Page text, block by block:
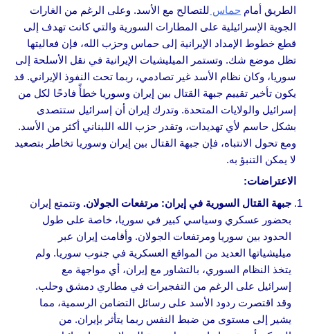
الطريق أمام حماس للتصالح مع الأسد. وعلى الرغم من الغارات
الجوية الإسرائيلية على المطارات السورية والتي كانت تهدف إلى
قطع خطوط الإمداد الإيرانية إلى حماس وحزب الله، فإن فعاليتها
تظل موضع شك. وتستمر الميليشيات الإيرانية في نقل الأسلحة إلى
سوريا، وكان نظام الأسد غير تصادمي، ربما تحت النفوذ الإيراني. قد
يكون تأخير تقييم جبهة القتال بين إيران وسوريا خطأً فادحًا لكل من
إسرائيل والولايات المتحدة. وتدرك إيران أن إسرائيل ستتصدى
بشكل حاسم لأي تهديدات، وتقدر حزب الله اللبناني أكثر من الأسد.
ومع تحول الانتباه، فإن جبهة القتال بين إيران وسوريا تخاطر بتصعيد
لا يمكن التنبؤ به.
الاعتراضات:
جبهة القتال السورية في إيران: مرتفعات الجولان. وتتمتع إيران
بحضور عسكري وسياسي كبير في سوريا، خاصة على طول
الحدود بين سوريا ومرتفعات الجولان. وأقامت إيران عبر
ميليشياتها العديد من المواقع العسكرية في جنوب سوريا. ولم
يتخذ النظام السوري، بالتشاور مع إيران، أي مواجهة مع
إسرائيل على الرغم من التفجيرات في مطاري دمشق وحلب.
وقد اقتصرت ردود الأسد على رسائل التضامن الرسمية، مما
يشير إلى مستوى من ضبط النفس ربما يتأثر بإيران. من